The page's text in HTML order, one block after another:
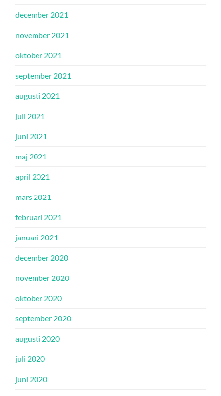
december 2021
november 2021
oktober 2021
september 2021
augusti 2021
juli 2021
juni 2021
maj 2021
april 2021
mars 2021
februari 2021
januari 2021
december 2020
november 2020
oktober 2020
september 2020
augusti 2020
juli 2020
juni 2020